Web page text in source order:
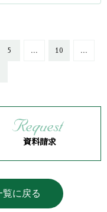
5 ... 10 ...
資料請求
覧に戻る